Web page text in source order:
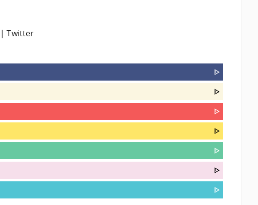
|Twitter
ᐈ
ᐈ
ᐈ
ᐈ
ᐈ
ᐈ
ᐈ